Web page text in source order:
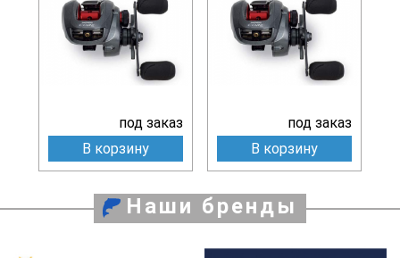
под заказ
В корзину
под заказ
В корзину
Наши бренды